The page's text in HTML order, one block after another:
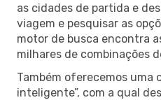
as cidades de partida e
viagem e pesquisar as
motor de busca encontra
milhares de combinações
Também oferecemos uma
inteligente”, com a qual